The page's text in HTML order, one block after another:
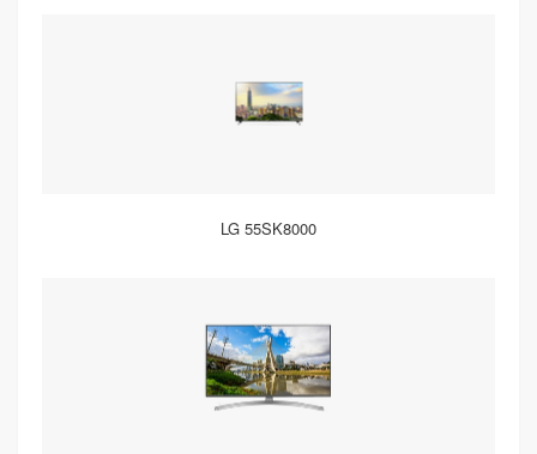
LG 55SK8000